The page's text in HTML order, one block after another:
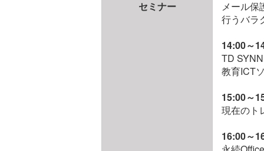
セミナー
メール保
行うバラ
14:00～
TD
教育ICT
15:00～
現在のト
16:00～